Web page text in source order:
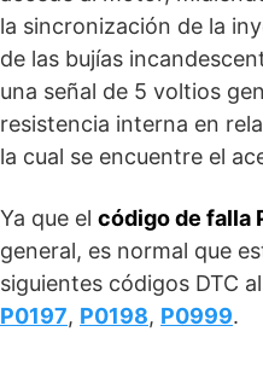
la sincronización de la
de las bujías
una señal de 5 voltios
resistencia interna en
la cual se encuentre el
Ya que el código de falla
general, es normal que
siguientes códigos DTC
P0197, P0198, P0999.